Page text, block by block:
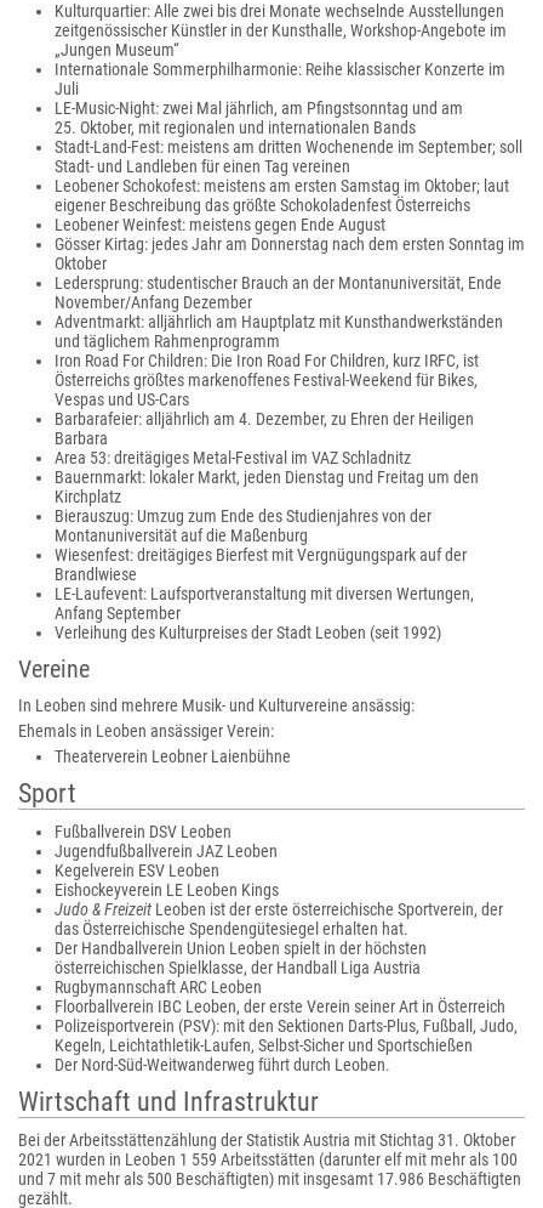
Kulturquartier: Alle zwei bis drei Monate wechselnde Ausstellungen
zeitgenössischer Künstler in der Kunsthalle, Workshop-Angebote im
„Jungen Museum“
Internationale Sommerphilharmonie: Reihe klassischer Konzerte im
Juli
LE-Music-Night: zwei Mal jährlich, am Pfingstsonntag und am
25. Oktober, mit regionalen und internationalen Bands
Stadt-Land-Fest: meistens am dritten Wochenende im September; soll
Stadt- und Landleben für einen Tag vereinen
Leobener Schokofest: meistens am ersten Samstag im Oktober; laut
eigener Beschreibung das größte Schokoladenfest Österreichs
Leobener Weinfest: meistens gegen Ende August
Gösser Kirtag: jedes Jahr am Donnerstag nach dem ersten Sonntag im
Oktober
Ledersprung: studentischer Brauch an der Montanuniversität, Ende
November/Anfang Dezember
Adventmarkt: alljährlich am Hauptplatz mit Kunsthandwerkständen
und täglichem Rahmenprogramm
Iron Road For Children: Die Iron Road For Children, kurz IRFC, ist
Österreichs größtes markenoffenes Festival-Weekend für Bikes,
Vespas und US-Cars
Barbarafeier: alljährlich am 4. Dezember, zu Ehren der Heiligen
Barbara
Area 53: dreitägiges Metal-Festival im VAZ Schladnitz
Bauernmarkt: lokaler Markt, jeden Dienstag und Freitag um den
Kirchplatz
Bierauszug: Umzug zum Ende des Studienjahres von der
Montanuniversität auf die Maßenburg
Wiesenfest: dreitägiges Bierfest mit Vergnügungspark auf der
Brandlwiese
LE-Laufevent: Laufsportveranstaltung mit diversen Wertungen,
Anfang September
Verleihung des Kulturpreises der Stadt Leoben (seit 1992)
Vereine
In Leoben sind mehrere Musik- und Kulturvereine ansässig:
Ehemals in Leoben ansässiger Verein:
Theaterverein Leobner Laienbühne
Sport
Fußballverein DSV Leoben
Jugendfußballverein JAZ Leoben
Kegelverein ESV Leoben
Eishockeyverein LE Leoben Kings
Judo & Freizeit Leoben ist der erste österreichische Sportverein, der
das Österreichische Spendengütesiegel erhalten hat.
Der Handballverein Union Leoben spielt in der höchsten
österreichischen Spielklasse, der Handball Liga Austria
Rugbymannschaft ARC Leoben
Floorballverein IBC Leoben, der erste Verein seiner Art in Österreich
Polizeisportverein (PSV): mit den Sektionen Darts-Plus, Fußball, Judo,
Kegeln, Leichtathletik-Laufen, Selbst-Sicher und Sportschießen
Der Nord-Süd-Weitwanderweg führt durch Leoben.
Wirtschaft und Infrastruktur
Bei der Arbeitsstättenzählung der Statistik Austria mit Stichtag 31. Oktober
2021 wurden in Leoben 1 559 Arbeitsstätten (darunter elf mit mehr als 100
und 7 mit mehr als 500 Beschäftigten) mit insgesamt 17.986 Beschäftigten
gezählt.